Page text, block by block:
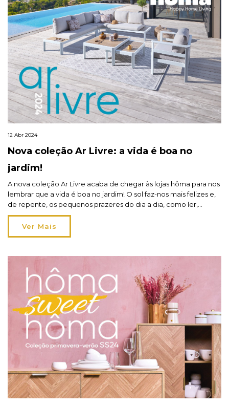
12 Abr 2024
Nova coleção Ar Livre: a vida é boa no
jardim!
A nova coleção Ar Livre acaba de chegar às lojas hôma para nos
lembrar que a vida é boa no jardim! O sol faz-nos mais felizes e,
de repente, os pequenos prazeres do dia a dia, como ler,
meditar ou tomar um café, sabem melhor lá fora. Os espaços
exteriores, como o jardim, o terraço […]
Ver Mais